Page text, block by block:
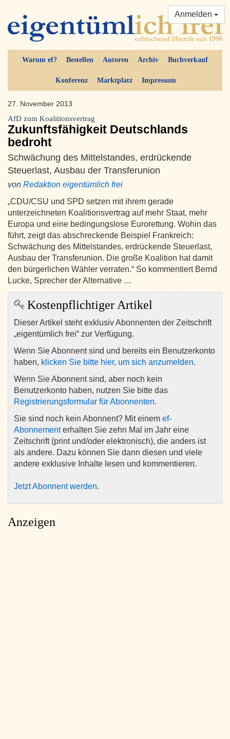
Warum ef? Bestellen Autoren Archiv Buchverkauf
Konferenz Marktplatz Impressum
Anmelden
27. November 2013
AfD zum Koalitionsvertrag
Zukunftsfähigkeit Deutschlands
bedroht
Schwächung des Mittelstandes, erdrückende
Steuerlast, Ausbau der Transferunion
von Redaktion eigentümlich frei
„CDU/CSU und SPD setzen mit ihrem gerade
unterzeichneten Koalitionsvertrag auf mehr Staat, mehr
Europa und eine bedingungslose Eurorettung. Wohin das
führt, zeigt das abschreckende Beispiel Frankreich:
Schwächung des Mittelstandes, erdrückende Steuerlast,
Ausbau der Transferunion. Die große Koalition hat damit
den bürgerlichen Wähler verraten.“ So kommentiert Bernd
Lucke, Sprecher der Alternative …
Kostenpflichtiger Artikel
Dieser Artikel steht exklusiv Abonnenten der Zeitschrift
„eigentümlich frei“ zur Verfügung.
Wenn Sie Abonnent sind und bereits ein Benutzerkonto
haben, klicken Sie bitte hier, um sich anzumelden.
Wenn Sie Abonnent sind, aber noch kein
Benutzerkonto haben, nutzen Sie bitte das
Registrierungsformular für Abonnenten.
Sie sind noch kein Abonnent? Mit einem ef-
Abonnementerhalten Sie zehn Mal im Jahr eine
Zeitschrift (print und/oder elektronisch), die anders ist
als andere. Dazu können Sie dann diesen und viele
andere exklusive Inhalte lesen und kommentieren.
Jetzt Abonnent werden.
Anzeigen